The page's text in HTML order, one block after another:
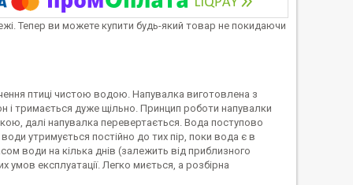
Тепер ви можете купити будь-який товар не покидаючи
птиці чистою водою. Напувалка виготовлена ​​з
і тримається дуже щільно. Принцип роботи напувалки
далі напувалка перевертається. Вода поступово
утримується постійно до тих пір, поки вода є в
води на кілька днів (залежить від приблизного
експлуатації. Легко миється, а розбірна